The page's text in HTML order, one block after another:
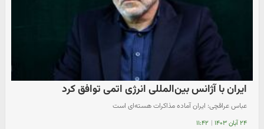
ایران با آژانس بین‌المللی انرژی اتمی توافق کرد
عباس عراقچی: ایران آماده مذاکرات هسته‌ای است
۲۴ آبان ۱۴۰۳ | ۱۱:۴۲